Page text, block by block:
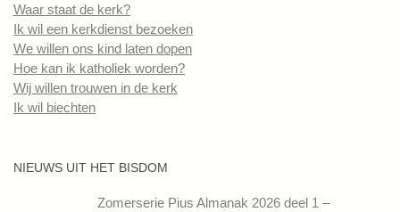
Waar staat de kerk?
Ik wil een kerkdienst bezoeken
We willen ons kind laten dopen
Hoe kan ik katholiek worden?
Wij willen trouwen in de kerk
Ik wil biechten
NIEUWS UIT HET BISDOM
Zomerserie Pius Almanak 2026 deel 1 –